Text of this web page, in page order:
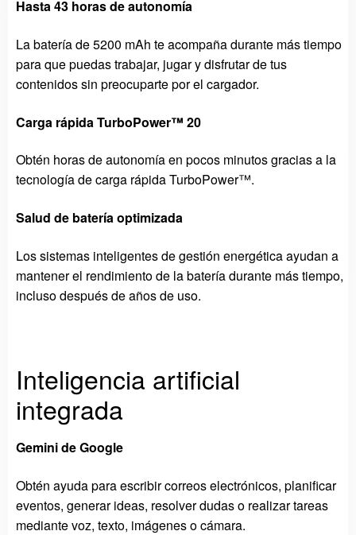
Hasta 43 horas de autonomía
La batería de 5200 mAh te acompaña durante más tiempo
para que puedas trabajar, jugar y disfrutar de tus
contenidos sin preocuparte por el cargador.
Carga rápida TurboPower™ 20
Obtén horas de autonomía en pocos minutos gracias a la
tecnología de carga rápida TurboPower™.
Salud de batería optimizada
Los sistemas inteligentes de gestión energética ayudan a
mantener el rendimiento de la batería durante más tiempo,
incluso después de años de uso.
Inteligencia artificial
integrada
Gemini de Google
Obtén ayuda para escribir correos electrónicos, planificar
eventos, generar ideas, resolver dudas o realizar tareas
mediante voz, texto, imágenes o cámara.